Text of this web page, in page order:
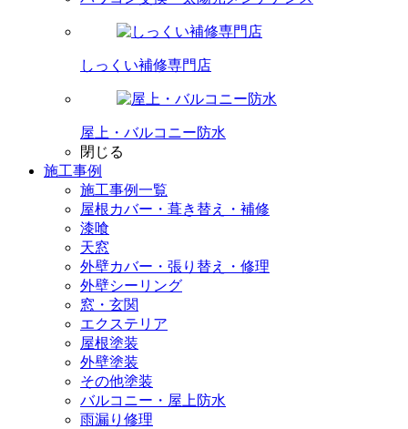
しっくい補修専門店
屋上・バルコニー防水
閉じる
施工事例
施工事例一覧
屋根カバー・葺き替え・補修
漆喰
天窓
外壁カバー・張り替え・修理
外壁シーリング
窓・玄関
エクステリア
屋根塗装
外壁塗装
その他塗装
バルコニー・屋上防水
雨漏り修理